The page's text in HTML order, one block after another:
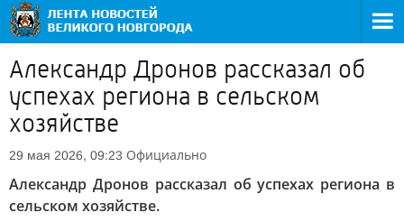
Александр Дронов рассказал об
успехах региона в сельском
хозяйстве
29 мая 2026, 09:23 Официально
Александр Дронов рассказал об успехах региона в
сельском хозяйстве.